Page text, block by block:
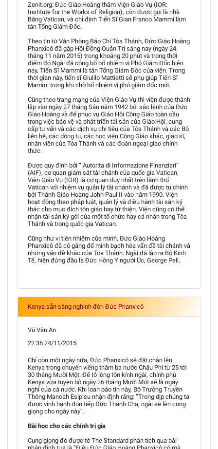
Zenit.org: Đức Giáo Hoàng thăm Viện Giáo Vụ (IOR:
Institute for the Works of Religion), còn được gọi là nhà
Băng Vatican, và chỉ định Tiến Sĩ Gian Franco Mammi làm
tân Tổng Giám Đốc.
Theo tin từ Văn Phòng Báo Chí Tòa Thánh, Đức Giáo Hoàng
Phanxicô đã gặp Hội Đồng Quản Trị sáng nay (ngày 24
tháng 11 năm 2015) trong khoảng 20 phút và trong thời
điểm đó Ngài đã công bố bổ nhiệm vị Phó Giám Đốc hiện
nay, Tiến Sĩ Mammi là tân Tổng Giám Đốc của viện. Trong
thời gian này, tiến sĩ Giulilo Mattietti sẽ phụ giúp Tiến Sĩ
Mammi trong khi chờ bổ nhiệm vị phó giám đốc mới.
Cũng theo trang mạng của Viện Giáo Vụ thì viện được thành
lập vào ngày 27 tháng Sáu năm 1942 bởi sắc lệnh của Đức
Giáo Hoàng và để phục vụ Giáo Hội Công Giáo toàn cầu
trong việc bảo vệ và phát triển tài sản của Giáo Hội, cung
cấp tư vấn và các dịch vụ chi tiêu của Tòa Thánh và các Bộ
liên hệ, các dòng tu, các học viện Công Giáo khác, giáo sĩ,
nhân viên của Tòa Thánh và các đoàn ngoại giao chính
thức.
Được quy định bởi “ Autorita di Informazione Finanziari”
(AIF), cơ quan giám sát tài chánh của quốc gia Vatican,
Viện Giáo Vụ (IOR) là cơ quan duy nhất trên lãnh thổ
Vatican với nhiệm vụ quản lý tài chánh và đã được tu chính
bởi Thánh Giáo Hoàng John Paul II vào năm 1990. Viện
hoạt động theo pháp luật, quản lý và điều hành tài sản ký
thác cho mục đích tôn giáo hay từ thiện. Viện cũng có thể
nhận tài sản ký gởi của một tổ chức hay cá nhân trong Tòa
Thánh và trong quốc gia Vatican.
Cũng như vị tiền nhiệm của mình, Đức Giáo Hoàng
Phanxicô đã cố gắng để minh bạch hóa vấn đề tài chánh và
những vấn đề khác của Tòa Thánh. Ngài đã lập ra Bộ Kinh
Tế, hiện đứng đầu là Đức Hồng Y người Úc, George Pell.
Kenya sẵn sàng nghinh đón Đức Phanxicô
Vũ Văn An
22:36 24/11/2015
Chỉ còn một ngày nữa, Đức Phanxicô sẽ đặt chân lên
Kenya trong chuyến viếng thăm ba nước Châu Phi từ 25 tới
30 tháng Mười Một. Để tỏ lòng tôn kính ngài, chính phủ
Kenya vừa tuyên bố ngày 26 tháng Mười Một sẽ là ngày
nghỉ của cả nước. Khi loan báo tin này, Bộ Trưởng Truyền
Thông Manoah Esipisu nhận định rằng: “Trong dịp chúng ta
được vinh hạnh đón tiếp Đức Thánh Cha, ngài sẽ lên cung
giọng cho ngày này”.
Bài học cho các chính trị gia
Cung giọng đó được tờ The Standard phân tích qua bài